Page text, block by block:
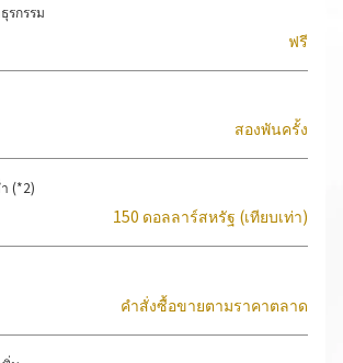
รกรรม
ฟรี
สองพันครั้ง
(*2)
150 ดอลลาร์สหรัฐ (เทียบเท่า)
คำสั่งซื้อขายตามราคาตลาด